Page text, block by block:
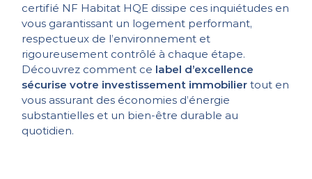
certifié NF Habitat HQE dissipe ces inquiétudes en
vous garantissant un logement performant,
respectueux de l’environnement et
rigoureusement contrôlé à chaque étape.
Découvrez comment ce label d’excellence
sécurise votre investissement immobilier tout en
vous assurant des économies d’énergie
substantielles et un bien-être durable au
quotidien.